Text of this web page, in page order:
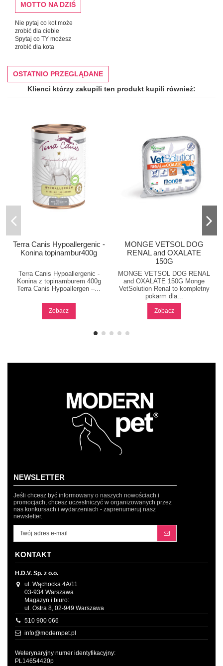
MOTTO NA DZIŚ
Nie pytaj co kot może
zrobić dla ciebie
Spytaj co TY możesz
zrobić dla kota
OSTATNIO PRZEGLĄDANE
Klienci którzy zakupili ten produkt kupili również:
Terra Canis Hypoallergenic -
Konina topinambur400g
Terra Canis Hypoallergenic -
Konina z topinamburem 400g
Terra Canis Hypoallergen –...
Zobacz
MONGE VETSOL DOG
RENAL and OXALATE
150G
MONGE VETSOL DOG RENAL
and OXALATE 150G Monge
VetSolution Renal to kompletny
pokarm dla...
Zobacz
NEWSLETTER
Jeśli chcesz być informowany o naszych nowościach i
promocjach, chcesz uczestniczyć w organizowanych przez
nas konkursach i wydarzeniach - zaprenumeruj nasz
newsletter.
KONTAKT
H.D.V. Sp. z o.o.
ul. Wąchocka 4A/11
03-934 Warszawa
Magazyn i biuro:
ul. Ostra 8, 02-949 Warszawa
510 900 066
info@modernpet.pl
Weterynaryjny numer identyfikacyjny:
PL14654420p